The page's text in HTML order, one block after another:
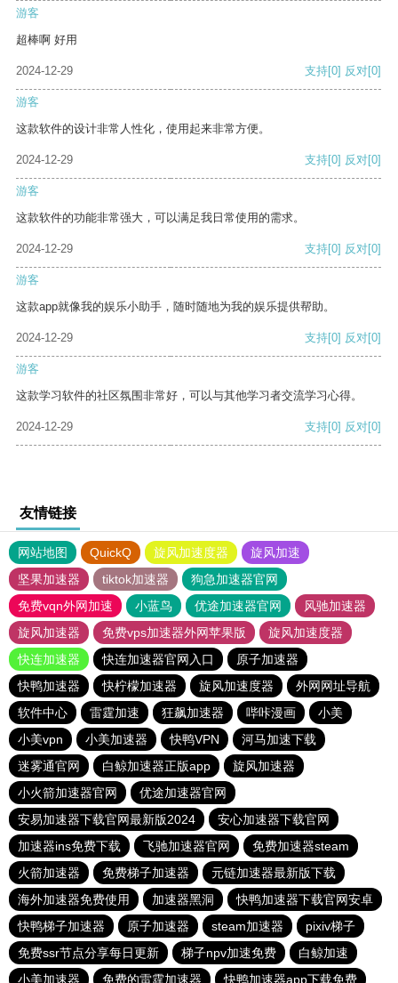
游客
超棒啊 好用
2024-12-29 支持[0] 反对[0]
游客
这款软件的设计非常人性化，使用起来非常方便。
2024-12-29 支持[0] 反对[0]
游客
这款软件的功能非常强大，可以满足我日常使用的需求。
2024-12-29 支持[0] 反对[0]
游客
这款app就像我的娱乐小助手，随时随地为我的娱乐提供帮助。
2024-12-29 支持[0] 反对[0]
游客
这款学习软件的社区氛围非常好，可以与其他学习者交流学习心得。
2024-12-29 支持[0] 反对[0]
友情链接
网站地图 QuickQ 旋风加速度器
旋风加速
坚果加速器
tiktok加速器
狗急加速器官网
免费vqn外网加速
小蓝鸟 优途加速器官网
风驰加速器
旋风加速器
免费vps加速器外网苹果版
旋风加速度器
快连加速器
快连加速器官网入口
原子加速器
快鸭加速器
快柠檬加速器 旋风加速度器
外网网址导航
软件中心
雷霆加速 狂飙加速器 哔咔漫画
小美
小美vpn
小美加速器 快鸭VPN
河马加速下载
迷雾通官网
白鲸加速器正版app
旋风加速器
小火箭加速器官网
优途加速器官网
安易加速器下载官网最新版2024
安心加速器下载官网
加速器ins免费下载
飞驰加速器官网
免费加速器steam
火箭加速器
免费梯子加速器
元链加速器最新版下载
海外加速器免费使用
加速器黑洞
快鸭加速器下载官网安卓
快鸭梯子加速器
原子加速器 steam加速器
pixiv梯子
免费ssr节点分享每日更新
梯子npv加速免费
白鲸加速
小美加速器
免费的雷霆加速器 快鸭加速器app下载免费